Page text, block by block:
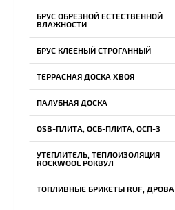
БРУС ОБРЕЗНОЙ ЕСТЕСТВЕННОЙ
ВЛАЖНОСТИ
БРУС КЛЕЕНЫЙ СТРОГАННЫЙ
ТЕРРАСНАЯ ДОСКА ХВОЯ
ПАЛУБНАЯ ДОСКА
OSB-ПЛИТА, ОСБ-ПЛИТА, ОСП-3
УТЕПЛИТЕЛЬ, ТЕПЛОИЗОЛЯЦИЯ
ROCKWOOL РОКВУЛ
ТОПЛИВНЫЕ БРИКЕТЫ RUF, ДРОВА